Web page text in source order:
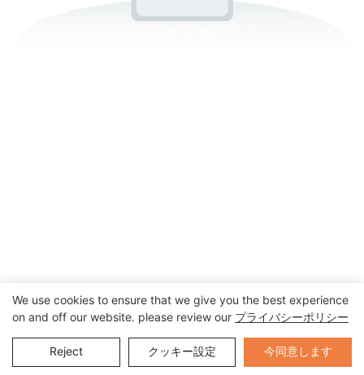
Send Inquiry
We use cookies to ensure that we give you the best experience
on and off our website. please review our プライバシーポリシー
Reject クッキー設定 今同意します